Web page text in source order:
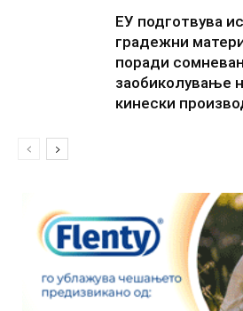
ЕУ подготвува
градежни
поради
заобиколување
кинески